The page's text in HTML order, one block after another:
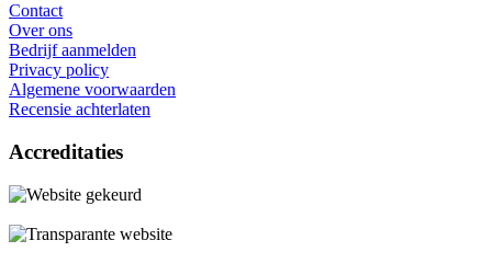
Contact
Over ons
Bedrijf aanmelden
Privacy policy
Algemene voorwaarden
Recensie achterlaten
Accreditaties